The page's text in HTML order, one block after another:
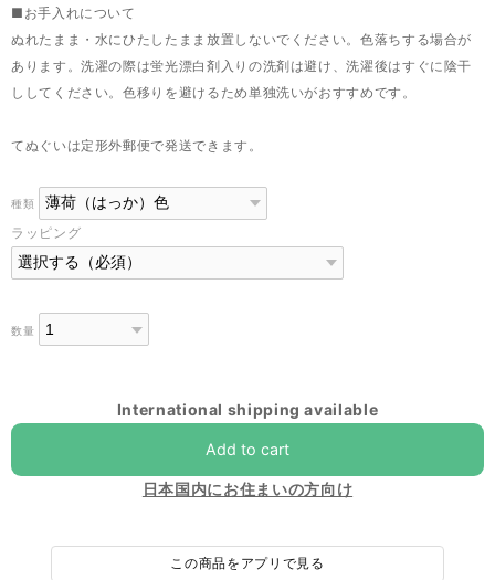
■お手入れについて
ぬれたまま・水にひたしたまま放置しないでください。色落ちする場合が
あります。洗濯の際は蛍光漂白剤入りの洗剤は避け、洗濯後はすぐに陰干
ししてください。色移りを避けるため単独洗いがおすすめです。
てぬぐいは定形外郵便で発送できます。
種類
ラッピング
数量
International shipping available
Add to cart
日本国内にお住まいの方向け
この商品をアプリで見る